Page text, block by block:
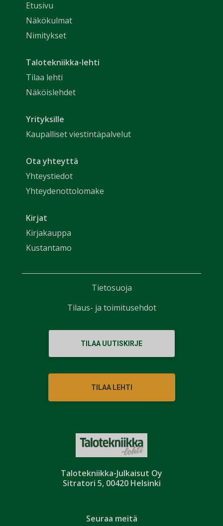
Talotekniikka-Julkaisut Oy
Sitratori 5, 00420 Helsinki
Etusivu
Näkökulmat
Nimitykset
Talotekniikka-lehti
Tilaa lehti
Näköislehdet
Yrityksille
Kaupalliset viestintäpalvelut
Ota yhteyttä
Yhteystiedot
Yhteydenottolomake
Kirjat
Kirjakauppa
Kustantamo
TILAA UUTISKIRJE
TILAA LEHTI
Seuraa meitä
Tietosuoja
Tilaus- ja toimitusehdot